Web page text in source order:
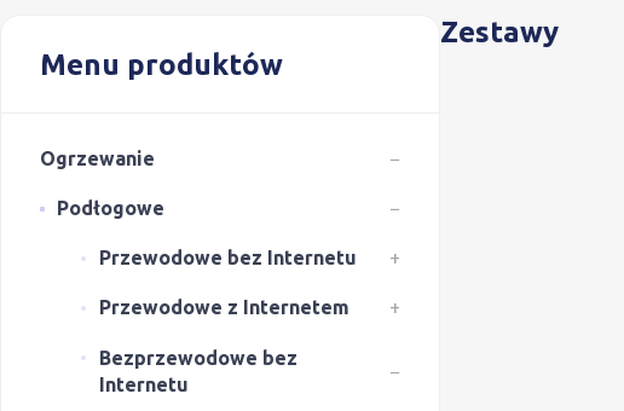
Menu produktów
Ogrzewanie −
Podłogowe −
Przewodowe bez Internetu +
Przewodowe z Internetem +
Bezprzewodowe bez
Internetu
−
Zestawy